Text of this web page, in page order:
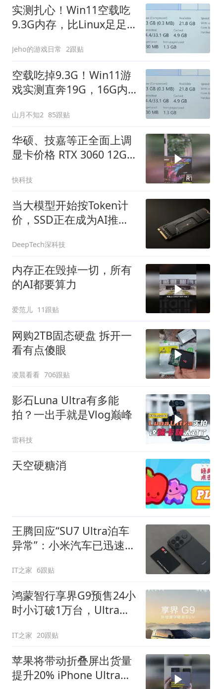
实测扎心！Win11空载吃
9.3G内存，比Linux足足
Jeho的游戏日常 2跟贴
空载吃掉9.3G！Win11游
戏实测直奔19G，16G内
山月不知2 85跟贴
华硕、技嘉等正全面上调
显卡价格 RTX 3060 12GB
快科技
当大模型开始按Token计
价，SSD正在成为AI推理
DeepTech深科技
内存正在毁掉一切，所有
的AI都要算力
爱范儿 11跟贴
网购2TB固态硬盘 拆开一
看有点傻眼
凌晨看看 706跟贴
影石Luna Ultra有多能
拍？一出手就是Vlog巅峰
雷科技
天空硬糖消
王腾回应“SU7 Ultra泊车
异常”：小米汽车已迅速跟
IT之家 6跟贴
鸿蒙智行享界G9预售24小
时小订破1万台，Ultra占
IT之家 20跟贴
苹果将带动折叠屏出货量
提升20% iPhone Ultra备